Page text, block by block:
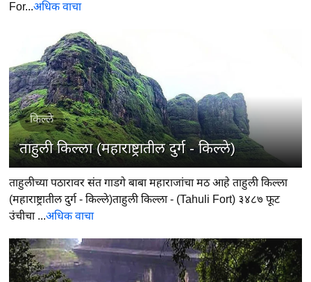
For...अधिक वाचा
किल्ले
ताहुली किल्ला (महाराष्ट्रातील दुर्ग - किल्ले)
ताहुलीच्या पठारावर संत गाडगे बाबा महाराजांचा मठ आहे ताहुली किल्ला
(महाराष्ट्रातील दुर्ग - किल्ले)ताहुली किल्ला - (Tahuli Fort) ३४८७ फूट
उंचीचा ...अधिक वाचा